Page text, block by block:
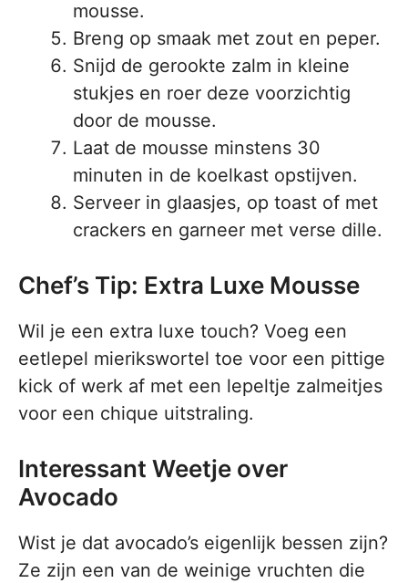
mousse.
Breng op smaak met zout en peper.
Snijd de gerookte zalm in kleine
stukjes en roer deze voorzichtig
door de mousse.
Laat de mousse minstens 30
minuten in de koelkast opstijven.
Serveer in glaasjes, op toast of met
crackers en garneer met verse dille.
Chef’s Tip: Extra Luxe Mousse
Wil je een extra luxe touch? Voeg een
eetlepel mierikswortel toe voor een pittige
kick of werk af met een lepeltje zalmeitjes
voor een chique uitstraling.
Interessant Weetje over
Avocado
Wist je dat avocado’s eigenlijk bessen zijn?
Ze zijn een van de weinige vruchten die